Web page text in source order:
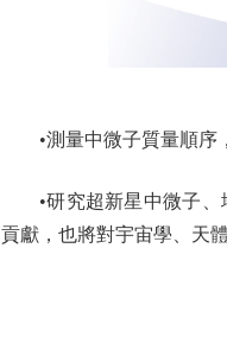
•測量中微子質量順序，
•研究超新星中微子、
貢獻，也將對宇宙學、天